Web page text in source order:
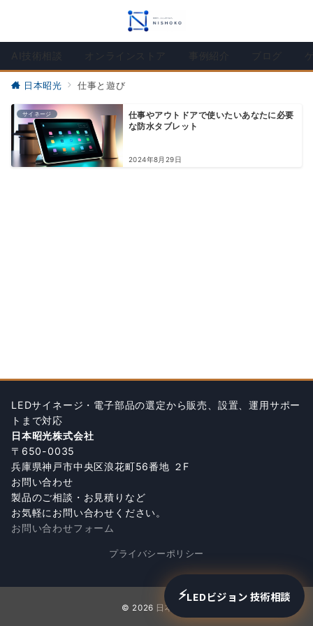
AI技術相談 オンラインストア 事例紹介 ブログ
日本昭光 仕事と遊び
サイネージ
仕事やアウトドアで使いたいあなたに必要
な防水タブレット
2024年8月29日
LEDサイネージ・電子部品の選定から販売、設置、運用サポー
トまで対応
日本昭光株式会社
〒650-0035
兵庫県神戸市中央区浪花町56番地 ２F
お問い合わせ
製品のご相談・お見積りなど
お気軽にお問い合わせください。
お問い合わせフォーム
プライバシーポリシー
© 2026 日本昭光
⚡LEDビジョン 技術相談